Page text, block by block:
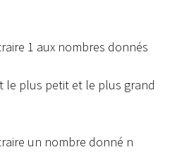
1 aux nombres donnés
plus petit et le plus grand
un nombre donné n